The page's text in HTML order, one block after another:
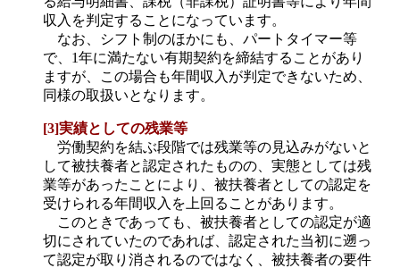
収入を判定することになっています。
なお、シフト制のほかにも、パートタイマー等
で、1年に満たない有期契約を締結することがあり
ますが、この場合も年間収入が判定できないため、
同様の取扱いとなります。
[3]実績としての残業等
労働契約を結ぶ段階では残業等の見込みがないと
して被扶養者と認定されたものの、実態としては残
業等があったことにより、被扶養者としての認定を
受けられる年間収入を上回ることがあります。
このときであっても、被扶養者としての認定が適
切にされていたのであれば、認定された当初に遡っ
て認定が取り消されるのではなく、被扶養者の要件